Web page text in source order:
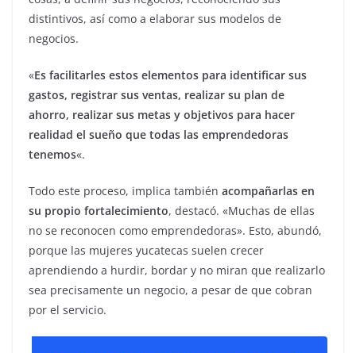
distintivos, así como a elaborar sus modelos de
negocios.
«Es facilitarles estos elementos para identificar sus
gastos, registrar sus ventas, realizar su plan de
ahorro, realizar sus metas y objetivos para hacer
realidad el sueño que todas las emprendedoras
tenemos«.
Todo este proceso, implica también acompañarlas en
su propio fortalecimiento, destacó. «Muchas de ellas
no se reconocen como emprendedoras». Esto, abundó,
porque las mujeres yucatecas suelen crecer
aprendiendo a hurdir, bordar y no miran que realizarlo
sea precisamente un negocio, a pesar de que cobran
por el servicio.